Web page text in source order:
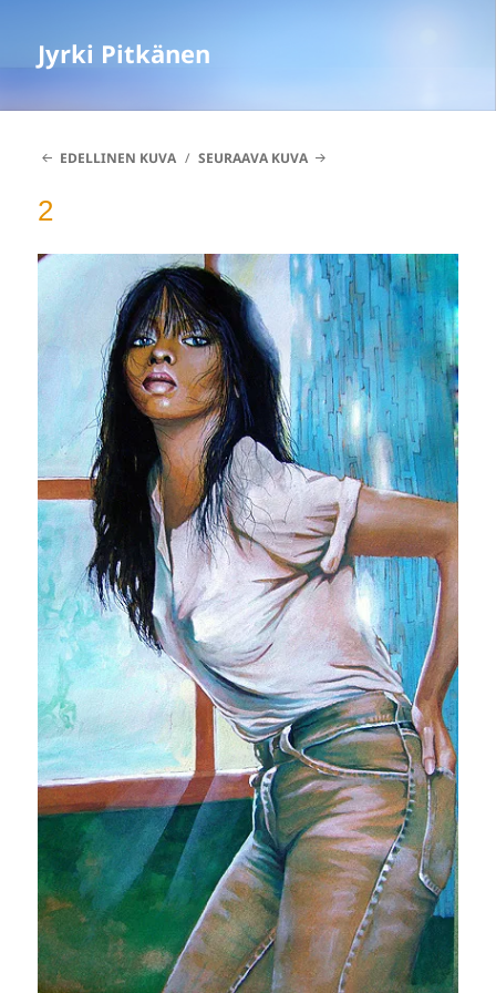
Jyrki Pitkänen
EDELLINEN KUVA SEURAAVA KUVA
2